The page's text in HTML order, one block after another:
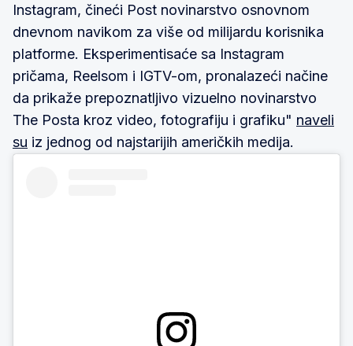
Instagram, čineći Post novinarstvo osnovnom
dnevnom navikom za više od milijardu korisnika
platforme. Eksperimentisaće sa Instagram
pričama, Reelsom i IGTV-om, pronalazeći načine
da prikaže prepoznatljivo vizuelno novinarstvo
The Posta kroz video, fotografiju i grafiku" naveli
su iz jednog od najstarijih američkih medija.